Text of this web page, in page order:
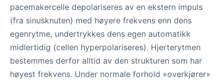
pacemakercelle depolariseres av en ekstern impuls
(fra sinusknuten) med høyere frekvens enn dens
egenrytme, undertrykkes dens egen automatikk
midlertidig (cellen hyperpolariseres). Hjerterytmen
bestemmes derfor alltid av den strukturen som har
høyest frekvens. Under normale forhold «overkjører»